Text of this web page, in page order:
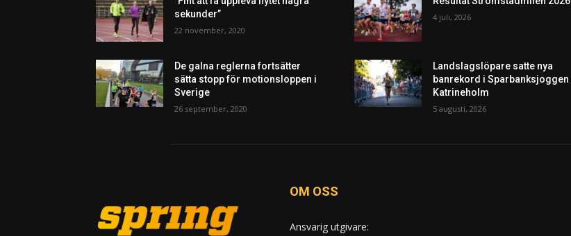
sekunder”
22 november, 2020
De galna reglerna fortsätter
sätta stopp för motionsloppen i
Sverige
26 september, 2020
4 juli, 2026
Landslagslöpare satte nya
banrekord i Sparbanksjoggen
Katrineholm
5 augusti, 2026
OM OSS
Ansvarig utgivare: